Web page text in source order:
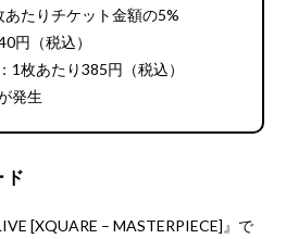
あたりチケット金額の5%
円（税込）
1枚あたり385円（税込）
発生
[XQUARE – MASTERPIECE]』で